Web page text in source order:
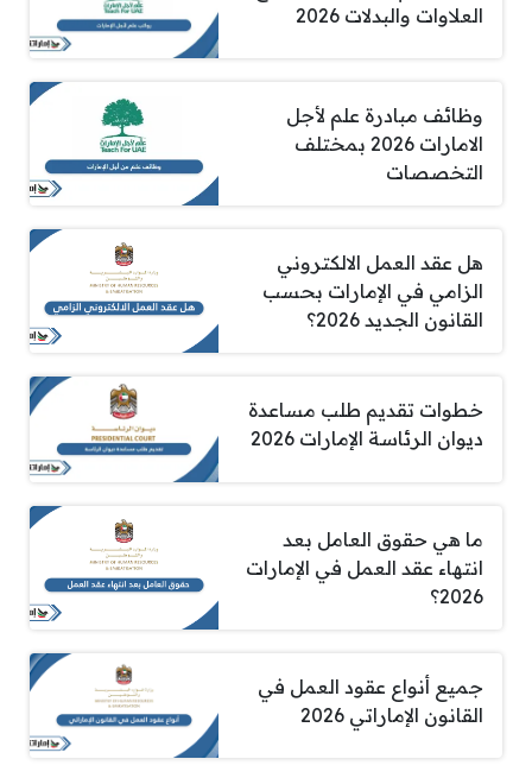
العلاوات والبدلات 2026
وظائف مبادرة علم لأجل
الامارات 2026 بمختلف
التخصصات
هل عقد العمل الالكتروني
الزامي في الإمارات بحسب
القانون الجديد 2026؟
خطوات تقديم طلب مساعدة
ديوان الرئاسة الإمارات 2026
ما هي حقوق العامل بعد
انتهاء عقد العمل في الإمارات
2026؟
جميع أنواع عقود العمل في
القانون الإماراتي 2026